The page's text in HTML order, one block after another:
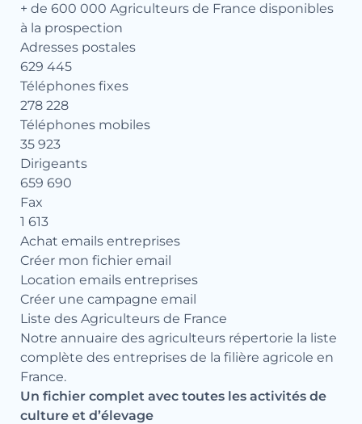
+ de 600 000 Agriculteurs de France disponibles
à la prospection
Adresses postales
629 445
Téléphones fixes
278 228
Téléphones mobiles
35 923
Dirigeants
659 690
Fax
1 613
Achat emails entreprises
Créer mon fichier email
Location emails entreprises
Créer une campagne email
Liste des Agriculteurs de France
Notre annuaire des agriculteurs répertorie la liste
complète des entreprises de la filière agricole en
France.
Un fichier complet avec toutes les activités de
culture et d’élevage